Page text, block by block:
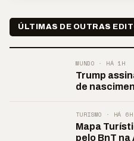
ÚLTIMAS DE OUTRAS
MUNDO · HÁ 1H
Trump
de
TURISMO · HÁ 6H
Mapa
pelo BnT